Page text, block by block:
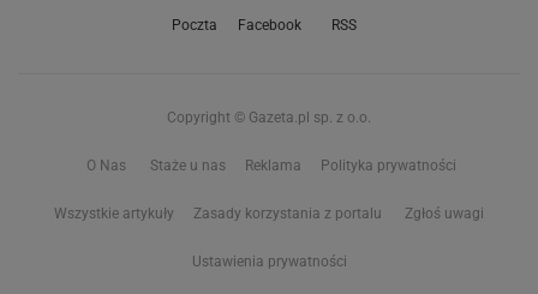
Poczta Facebook RSS
Copyright © Gazeta.pl sp. z o.o.
O Nas Staże u nas Reklama Polityka prywatności
Wszystkie artykuły Zasady korzystania z portalu Zgłoś uwagi
Ustawienia prywatności